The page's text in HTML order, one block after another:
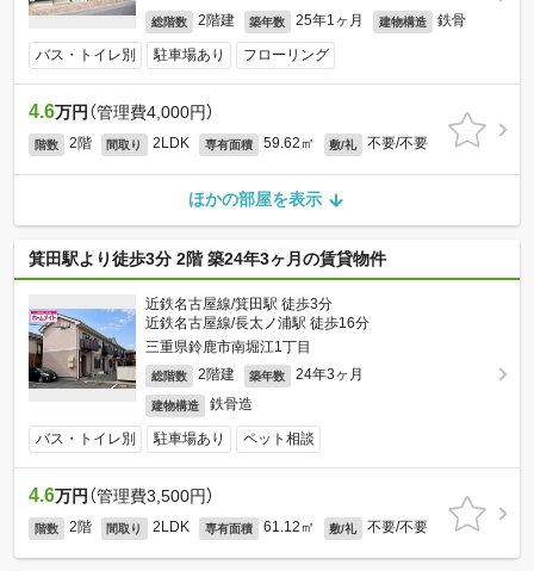
総階数 2階建 築年数 25年1ヶ月 建物構造 鉄骨
バス・トイレ別 駐車場あり フローリング
4.6万円 （管理費4,000円）
階数 2階 間取り 2LDK 専有面積 59.62㎡ 敷/礼 不要/不要
ほかの部屋を表示
箕田駅より徒歩3分 2階 築24年3ヶ月の賃貸物件
近鉄名古屋線/箕田駅 徒歩3分
近鉄名古屋線/長太ノ浦駅 徒歩16分
三重県鈴鹿市南堀江1丁目
総階数 2階建 築年数 24年3ヶ月
建物構造 鉄骨造
バス・トイレ別 駐車場あり ペット相談
4.6万円 （管理費3,500円）
階数 2階 間取り 2LDK 専有面積 61.12㎡ 敷/礼 不要/不要